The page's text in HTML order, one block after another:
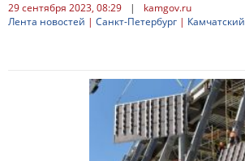
29 сентября 2023, 08:29 |
kamgov.ru
Лента новостей | Санкт-Петербург |